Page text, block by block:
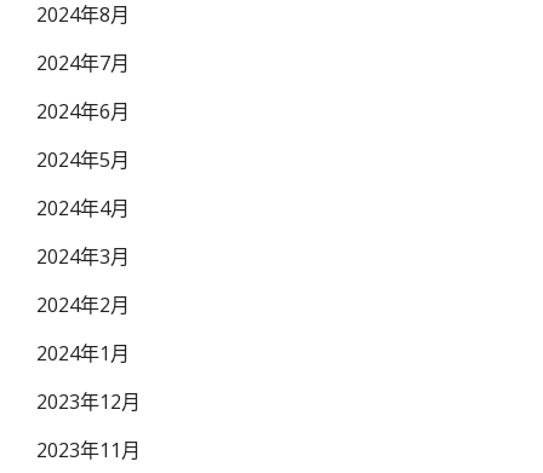
2024年8月
2024年7月
2024年6月
2024年5月
2024年4月
2024年3月
2024年2月
2024年1月
2023年12月
2023年11月